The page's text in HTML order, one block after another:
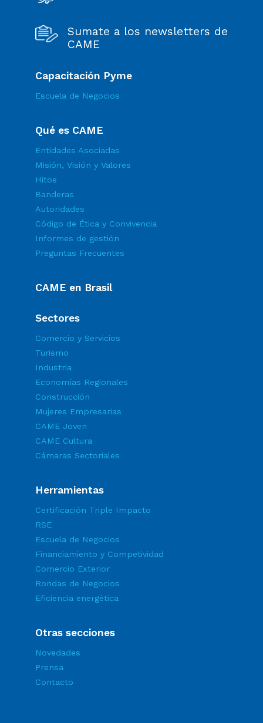
Sumate a los newsletters de
CAME
Capacitación Pyme
Escuela de Negocios
Qué es CAME
Entidades Asociadas
Misión, Visión y Valores
Hitos
Banderas
Autoridades
Código de Ética y Convivencia
Informes de gestión
Preguntas Frecuentes
CAME en Brasil
Sectores
Comercio y Servicios
Turismo
Industria
Economías Regionales
Construcción
Mujeres Empresarias
CAME Joven
CAME Cultura
Cámaras Sectoriales
Herramientas
Certificación Triple Impacto
RSE
Escuela de Negocios
Financiamiento y Competividad
Comercio Exterior
Rondas de Negocios
Eficiencia energética
Otras secciones
Novedades
Prensa
Contacto